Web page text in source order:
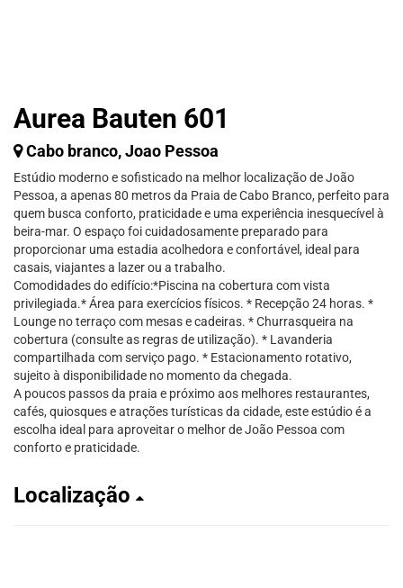
Aurea Bauten 601
Cabo branco, Joao Pessoa
Estúdio moderno e sofisticado na melhor localização de João
Pessoa, a apenas 80 metros da Praia de Cabo Branco, perfeito para
quem busca conforto, praticidade e uma experiência inesquecível à
beira-mar. O espaço foi cuidadosamente preparado para
proporcionar uma estadia acolhedora e confortável, ideal para
casais, viajantes a lazer ou a trabalho.
Comodidades do edifício:*Piscina na cobertura com vista
privilegiada.* Área para exercícios físicos. * Recepção 24 horas. *
Lounge no terraço com mesas e cadeiras. * Churrasqueira na
cobertura (consulte as regras de utilização). * Lavanderia
compartilhada com serviço pago. * Estacionamento rotativo,
sujeito à disponibilidade no momento da chegada.
A poucos passos da praia e próximo aos melhores restaurantes,
cafés, quiosques e atrações turísticas da cidade, este estúdio é a
escolha ideal para aproveitar o melhor de João Pessoa com
conforto e praticidade.
Localização